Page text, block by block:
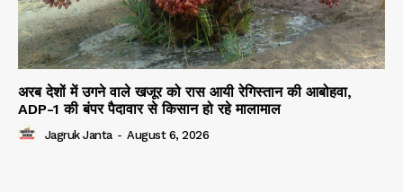
अरब देशों में उगने वाले खजूर को रास आयी रेगिस्तान की आबोहवा,
ADP-1 की बंपर पैदावार से किसान हो रहे मालामाल
Jagruk Janta - August 6, 2026